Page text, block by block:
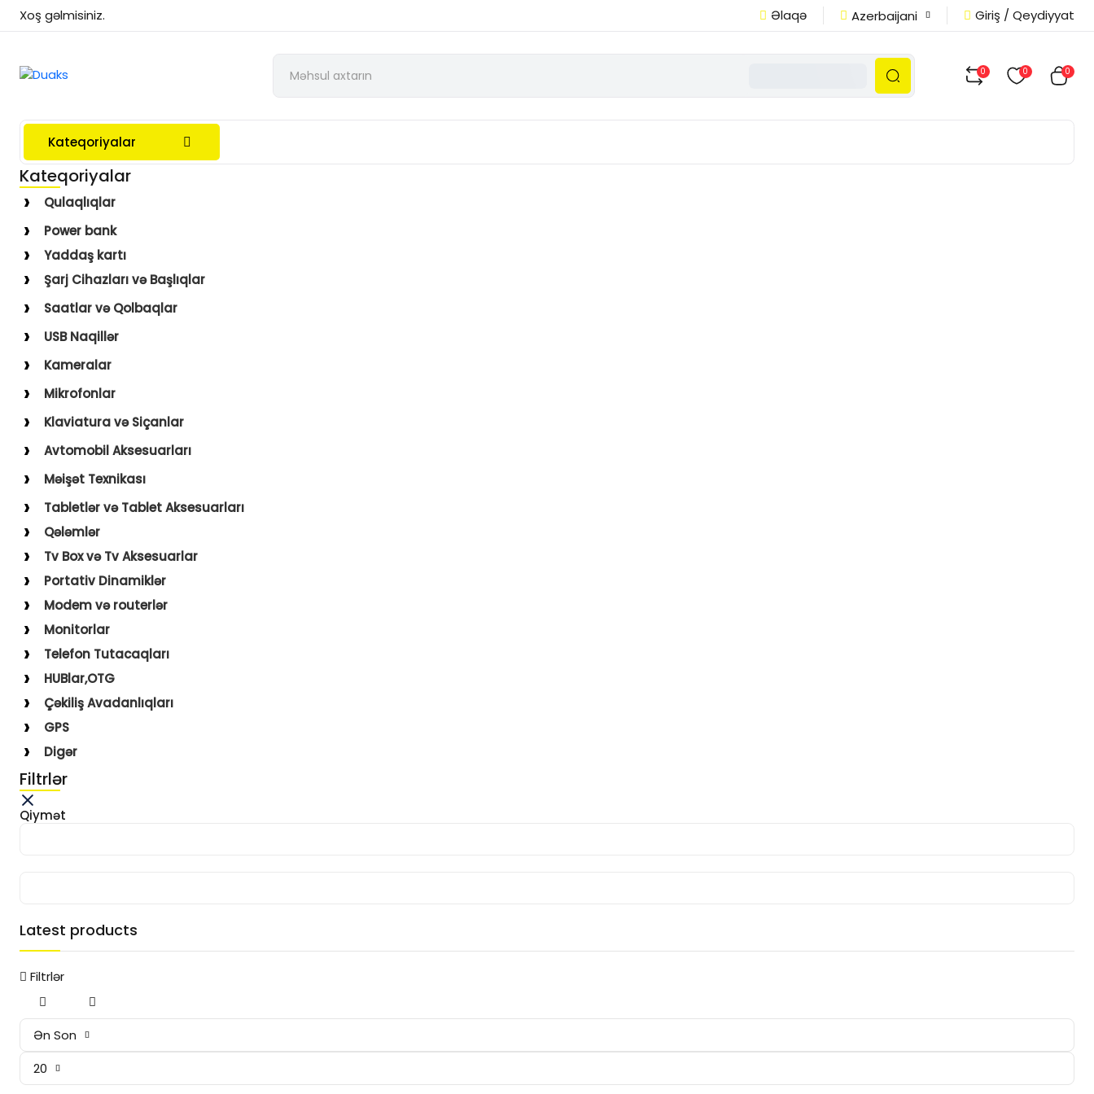
Xoş gəlmisiniz. Əlaqə Azerbaijani Giriş / Qeydiyyat
0 0 0
Kateqoriyalar
Kateqoriyalar
Qulaqlıqlar
Simli Qulaqlıqlar
Simsiz Qulaqlıqlar
Qulaqüstü
Power bank
Yaddaş kartı
Şarj Cihazları və Başlıqlar
Simsiz
Simli
Saatlar və Qolbaqlar
Saatlar
Saat Qolbaqları
USB Naqillər
Type-C–Lightning
USB–Type-C
USB–Lightning
USB–Micro
Kameralar
Action kameralar (Sport)
Uşaq Kameraları
Mikrofonlar
Karaoke Mikrofonları
Yaxa Mikrofonları
Klaviatura və Siçanlar
Klaviatura və Siçan
Mousepad
Avtomobil Aksesuarları
Digər Aksesuarlar
Holder
FM Modulyatorlar
Avto Başlıq
Məişət Texnikası
Saçqırxan, Üzqırxan
Sobalar
Fenlər
Blender, Toster, Kettle
Tabletlər və Tablet Aksesuarları
Qələmlər
Tv Box və Tv Aksesuarlar
Portativ Dinamiklər
Modem və routerlər
Monitorlar
Telefon Tutacaqları
HUBlar,OTG
Çəkiliş Avadanlıqları
GPS
Digər
Filtrlər
Qiymət
Latest products
Filtrlər
Ən Son
20